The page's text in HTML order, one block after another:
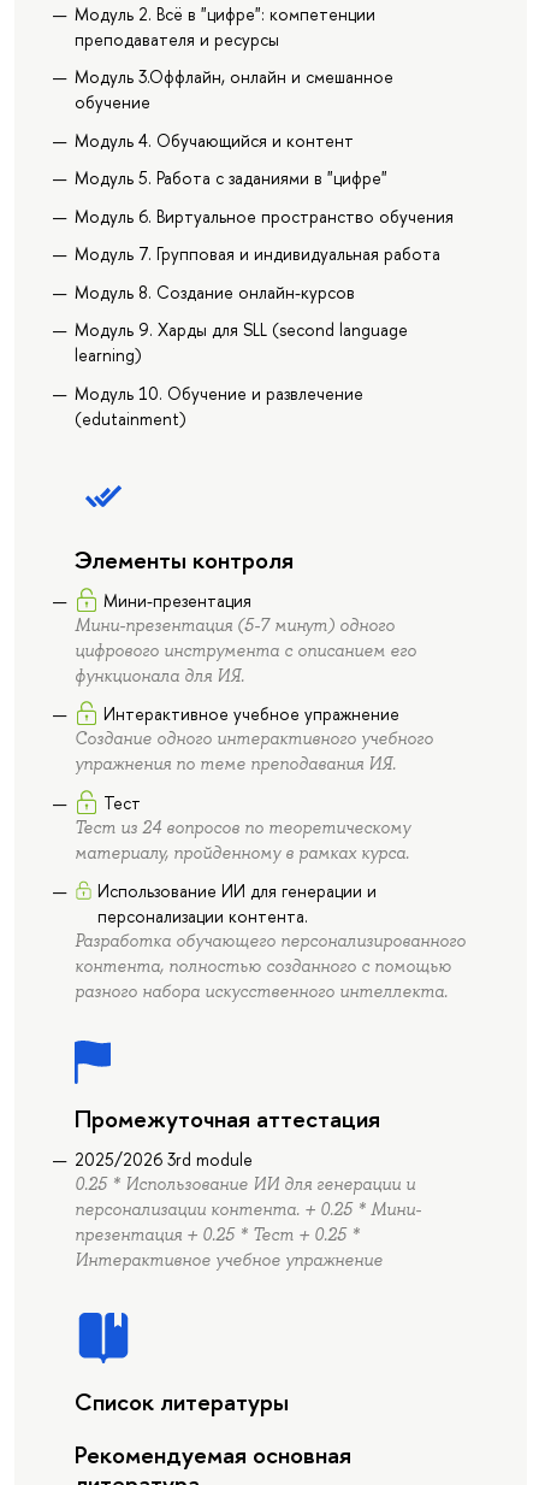
Модуль 2. Всё в "цифре": компетенции
преподавателя и ресурсы
Модуль 3.Оффлайн, онлайн и смешанное
обучение
Модуль 4. Обучающийся и контент
Модуль 5. Работа с заданиями в "цифре"
Модуль 6. Виртуальное пространство обучения
Модуль 7. Групповая и индивидуальная работа
Модуль 8. Создание онлайн-курсов
Модуль 9. Харды для SLL (second language
learning)
Модуль 10. Обучение и развлечение
(edutainment)
Элементы контроля
Мини-презентация
Мини-презентация (5-7 минут) одного
цифрового инструмента с описанием его
функционала для ИЯ.
Интерактивное учебное упражнение
Создание одного интерактивного учебного
упражнения по теме преподавания ИЯ.
Тест
Тест из 24 вопросов по теоретическому
материалу, пройденному в рамках курса.
Использование ИИ для генерации и
персонализации контента.
Разработка обучающего персонализированного
контента, полностью созданного с помощью
разного набора искусственного интеллекта.
Промежуточная аттестация
2025/2026 3rd module
0.25 * Использование ИИ для генерации и
персонализации контента. + 0.25 * Мини-
презентация + 0.25 * Тест + 0.25 *
Интерактивное учебное упражнение
Список литературы
Рекомендуемая основная